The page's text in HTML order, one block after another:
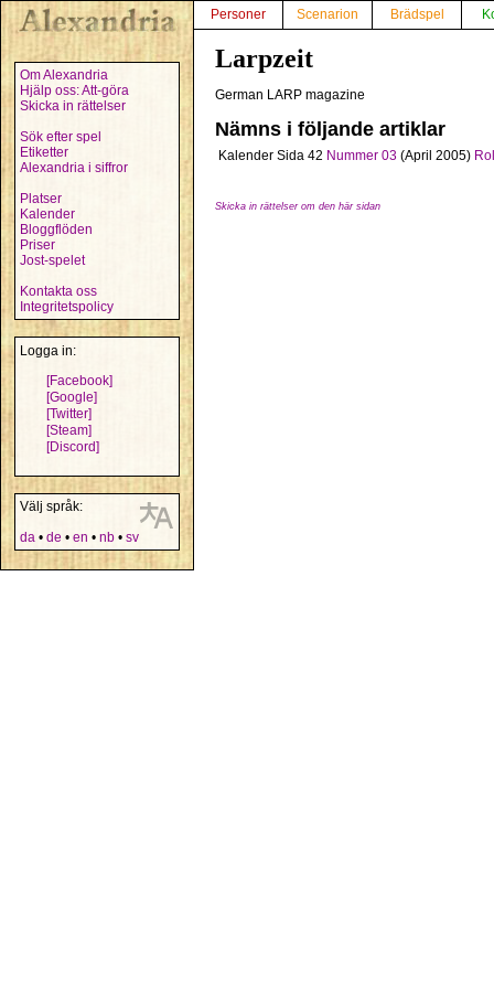
Om Alexandria
Hjälp oss: Att-göra
Skicka in rättelser
Sök efter spel
Etiketter
Alexandria i siffror
Platser
Kalender
Bloggflöden
Priser
Jost-spelet
Kontakta oss
Integritetspolicy
Logga in:
[Facebook]
[Google]
[Twitter]
[Steam]
[Discord]
Välj språk:
da • de • en • nb • sv
Personer Scenarion Brädspel
Larpzeit
German LARP magazine
Nämns i följande artiklar
Kalender Sida 42 Nummer 03 (April 2005)
Skicka in rättelser om den här sidan